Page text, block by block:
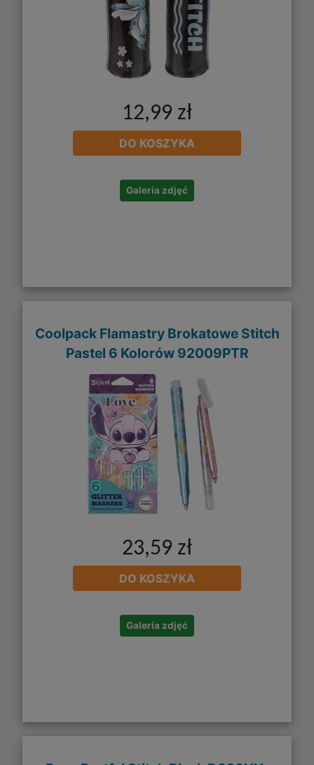
12,99 zł
DO KOSZYKA
Galeria zdjęć
Coolpack Flamastry Brokatowe Stitch
Pastel 6 Kolorów 92009PTR
23,59 zł
DO KOSZYKA
Galeria zdjęć